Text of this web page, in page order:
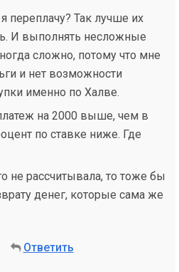
я переплачу? Так лучше их
И выполнять несложные
сложно, потому что мне
и нет возможности
именно по Халве.
на 2000 выше, чем в
по ставке ниже. Где
не рассчитывала, то тоже бы
денег, которые сама же
Ответить